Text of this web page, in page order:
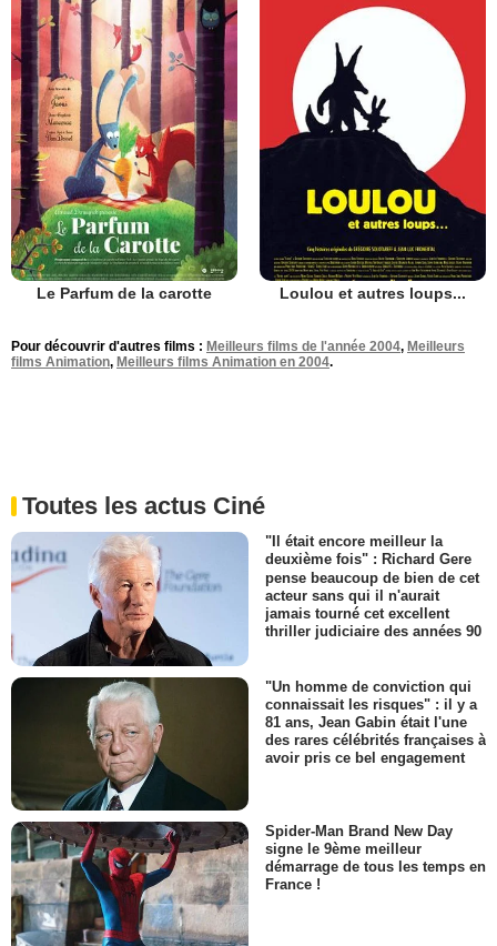
Le Parfum de la carotte Loulou et autres loups...
Pour découvrir d'autres films : Meilleurs films de l'année 2004, Meilleurs
films Animation, Meilleurs films Animation en 2004.
Toutes les actus Ciné
"Il était encore meilleur la
deuxième fois" : Richard Gere
pense beaucoup de bien de cet
acteur sans qui il n'aurait
jamais tourné cet excellent
thriller judiciaire des années 90
"Un homme de conviction qui
connaissait les risques" : il y a
81 ans, Jean Gabin était l'une
des rares célébrités françaises à
avoir pris ce bel engagement
Spider-Man Brand New Day
signe le 9ème meilleur
démarrage de tous les temps en
France !